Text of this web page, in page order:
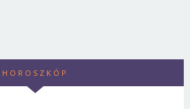
HOROSZKÓP